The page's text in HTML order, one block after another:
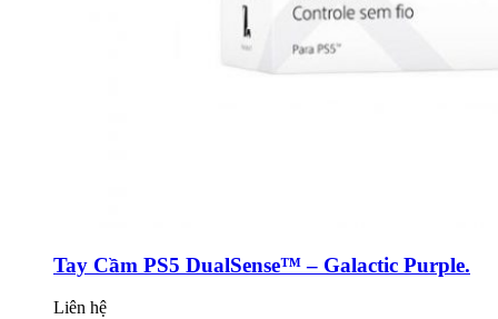
Tay Cầm PS5 DualSense™ – Galactic Purple.
Liên hệ